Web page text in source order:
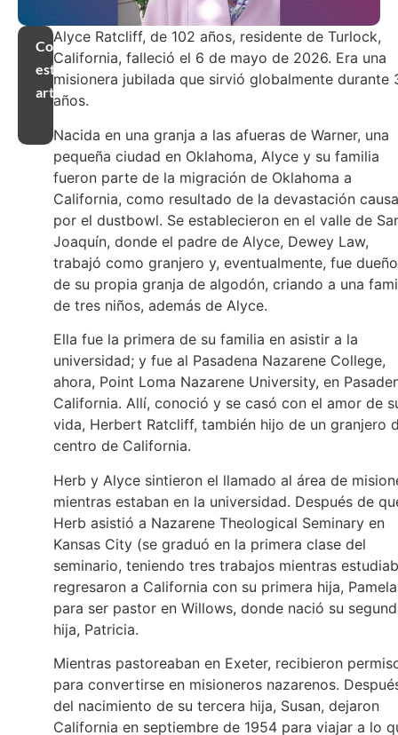
Compartir
este
artículo
Alyce Ratcliff, de 102 años, residente de Turlock,
California, falleció el 6 de mayo de 2026. Era una
misionera jubilada que sirvió globalmente durante
años.
Nacida en una granja a las afueras de Warner, una
pequeña ciudad en Oklahoma, Alyce y su familia
fueron parte de la migración de Oklahoma a
California, como resultado de la devastación
por el dustbowl. Se establecieron en el valle de
Joaquín, donde el padre de Alyce, Dewey Law,
trabajó como granjero y, eventualmente, fue dueño
de su propia granja de algodón, criando a una
de tres niños, además de Alyce.
Ella fue la primera de su familia en asistir a la
universidad; y fue al Pasadena Nazarene College,
ahora, Point Loma Nazarene University, en
California. Allí, conoció y se casó con el amor de
vida, Herbert Ratcliff, también hijo de un granjero
centro de California.
Herb y Alyce sintieron el llamado al área de
mientras estaban en la universidad. Después de
Herb asistió a Nazarene Theological Seminary en
Kansas City (se graduó en la primera clase del
seminario, teniendo tres trabajos mientras
regresaron a California con su primera hija,
para ser pastor en Willows, donde nació su
hija, Patricia.
Mientras pastoreaban en Exeter, recibieron
para convertirse en misioneros nazarenos.
del nacimiento de su tercera hija, Susan, dejaron
California en septiembre de 1954 para viajar a lo